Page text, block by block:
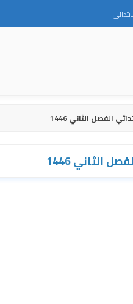
الفصل الثاني 1446
الثاني 1446